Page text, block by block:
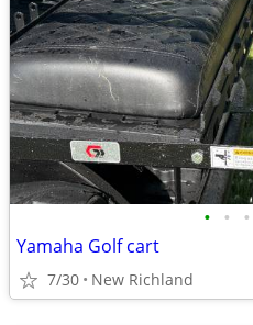
• • •
Yamaha Golf cart
7/30 New Richland